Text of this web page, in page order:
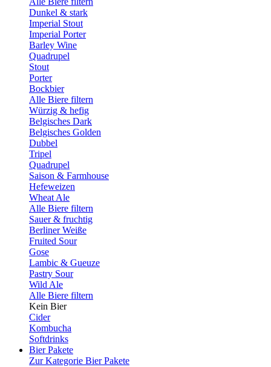
Dunkel & stark
Imperial Stout
Imperial Porter
Barley Wine
Quadrupel
Stout
Porter
Bockbier
Alle Biere filtern
Würzig & hefig
Belgisches Dark
Belgisches Golden
Dubbel
Tripel
Quadrupel
Saison & Farmhouse
Hefeweizen
Wheat Ale
Alle Biere filtern
Sauer & fruchtig
Berliner Weiße
Fruited Sour
Gose
Lambic & Gueuze
Pastry Sour
Wild Ale
Alle Biere filtern
Kein Bier
Cider
Kombucha
Softdrinks
Bier Pakete
Zur Kategorie Bier Pakete